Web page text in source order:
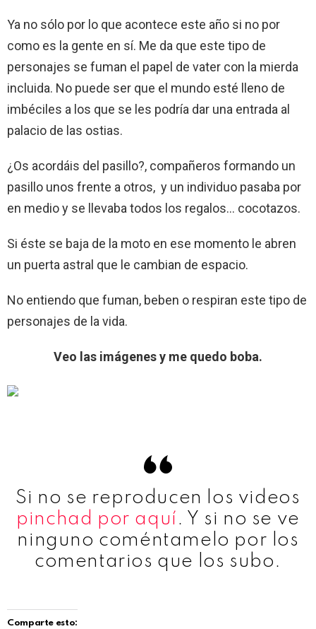
Ya no sólo por lo que acontece este año si no por
como es la gente en sí. Me da que este tipo de
personajes se fuman el papel de vater con la mierda
incluida. No puede ser que el mundo esté lleno de
imbéciles a los que se les podría dar una entrada al
palacio de las ostias.
¿Os acordáis del pasillo?, compañeros formando un
pasillo unos frente a otros, y un individuo pasaba por
en medio y se llevaba todos los regalos… cocotazos.
Si éste se baja de la moto en ese momento le abren
un puerta astral que le cambian de espacio.
No entiendo que fuman, beben o respiran este tipo de
personajes de la vida.
Veo las imágenes y me quedo boba.
Si no se reproducen los videos
pinchad por aquí . Y si no se ve
ninguno coméntamelo por los
comentarios que los subo.
Comparte esto: